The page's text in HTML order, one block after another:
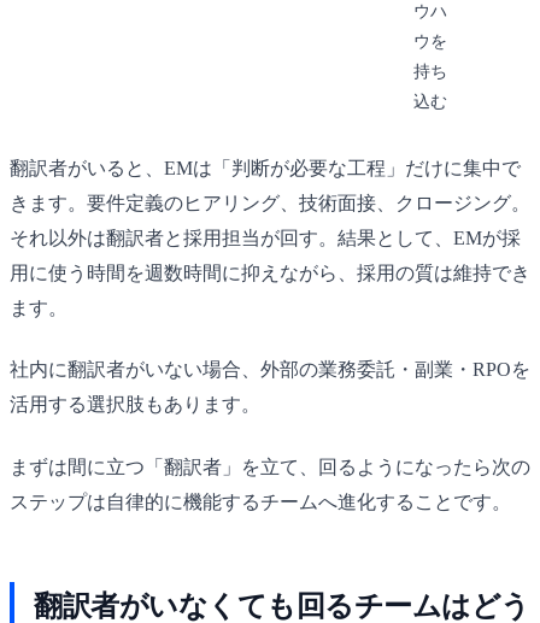
ウハ
ウを
持ち
込む
翻訳者がいると、EMは「判断が必要な工程」だけに集中で
きます。要件定義のヒアリング、技術面接、クロージング。
それ以外は翻訳者と採用担当が回す。結果として、EMが採
用に使う時間を週数時間に抑えながら、採用の質は維持でき
ます。
社内に翻訳者がいない場合、外部の業務委託・副業・RPOを
活用する選択肢もあります。
まずは間に立つ「翻訳者」を立て、回るようになったら次の
ステップは自律的に機能するチームへ進化することです。
翻訳者がいなくても回るチームはどう